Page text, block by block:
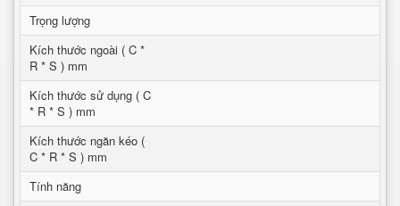
Trọng lượng
Kích thước ngoài ( C *
R * S ) mm
Kích thước sử dụng ( C
* R * S ) mm
Kích thước ngăn kéo (
C * R * S ) mm
Tính năng